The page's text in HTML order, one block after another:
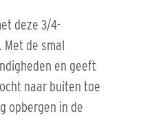
deze 3/4-
Met de smal
en geeft
naar buiten toe
opbergen in de